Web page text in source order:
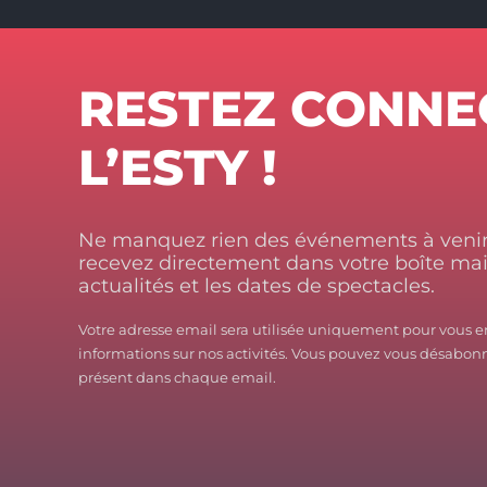
RESTEZ
L’ESTY !
Ne manquez rien des événements à
recevez directement dans votre boîte
actualités et les dates de spectacles.
Votre adresse email sera utilisée uniquement pour vous
informations sur nos activités. Vous pouvez vous
présent dans chaque email.